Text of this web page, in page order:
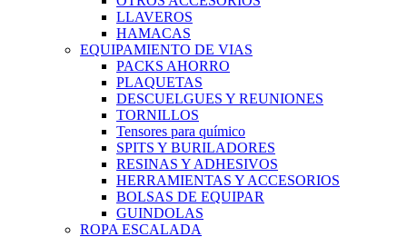
LLAVEROS
HAMACAS
EQUIPAMIENTO DE VIAS
PACKS AHORRO
PLAQUETAS
DESCUELGUES Y REUNIONES
TORNILLOS
Tensores para químico
SPITS Y BURILADORES
RESINAS Y ADHESIVOS
HERRAMIENTAS Y ACCESORIOS
BOLSAS DE EQUIPAR
GUINDOLAS
ROPA ESCALADA